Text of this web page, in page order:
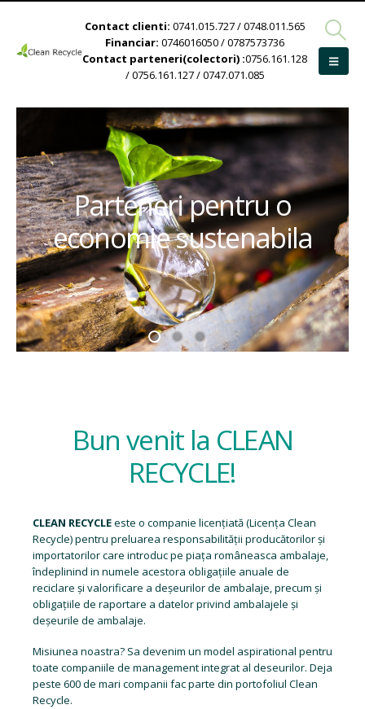
Contact clienti: 0741.015.727 / 0748.011.565
Financiar: 0746016050 / 0787573736
Contact parteneri(colectori) :0756.161.128
/ 0756.161.127 / 0747.071.085
Parteneri pentru o
economie sustenabila
Bun venit la CLEAN
RECYCLE!
CLEAN RECYCLEeste o companie licențiată (Licența Clean
Recycle) pentru preluarea responsabilității producătorilor și
importatorilor care introduc pe piața româneasca ambalaje,
îndeplinind in numele acestora obligațiile anuale de
reciclare și valorificare a deșeurilor de ambalaje, precum și
obligațiile de raportare a datelor privind ambalajele și
deșeurile de ambalaje.
Misiunea noastra? Sa devenim un model aspirational pentru
toate companiile de management integrat al deseurilor. Deja
peste 600 de mari companii fac parte din portofoliul Clean
Recycle.